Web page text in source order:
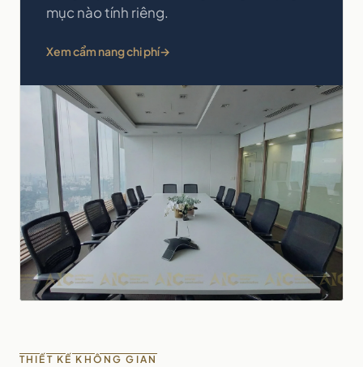
mục nào tính riêng.
Xem cẩm nang chi phí
THIẾT KẾ KHÔNG GIAN